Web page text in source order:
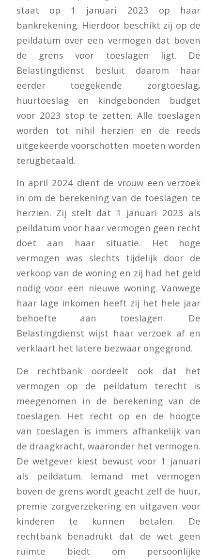
staat op 1 januari 2023 op haar
bankrekening. Hierdoor beschikt zij op de
peildatum over een vermogen dat boven
de grens voor toeslagen ligt. De
Belastingdienst besluit daarom haar
eerder toegekende zorgtoeslag,
huurtoeslag en kindgebonden budget
voor 2023 stop te zetten. Alle toeslagen
worden tot nihil herzien en de reeds
uitgekeerde voorschotten moeten worden
terugbetaald.
In april 2024 dient de vrouw een verzoek
in om de berekening van de toeslagen te
herzien. Zij stelt dat 1 januari 2023 als
peildatum voor haar vermogen geen recht
doet aan haar situatie. Het hoge
vermogen was slechts tijdelijk door de
verkoop van de woning en zij had het geld
nodig voor een nieuwe woning. Vanwege
haar lage inkomen heeft zij het hele jaar
behoefte aan toeslagen. De
Belastingdienst wijst haar verzoek af en
verklaart het latere bezwaar ongegrond.
De rechtbank oordeelt ook dat het
vermogen op de peildatum terecht is
meegenomen in de berekening van de
toeslagen. Het recht op en de hoogte
van toeslagen is immers afhankelijk van
de draagkracht, waaronder het vermogen.
De wetgever kiest bewust voor 1 januari
als peildatum. Iemand met vermogen
boven de grens wordt geacht zelf de huur,
premie zorgverzekering en uitgaven voor
kinderen te kunnen betalen. De
rechtbank benadrukt dat de wet geen
ruimte biedt om persoonlijke